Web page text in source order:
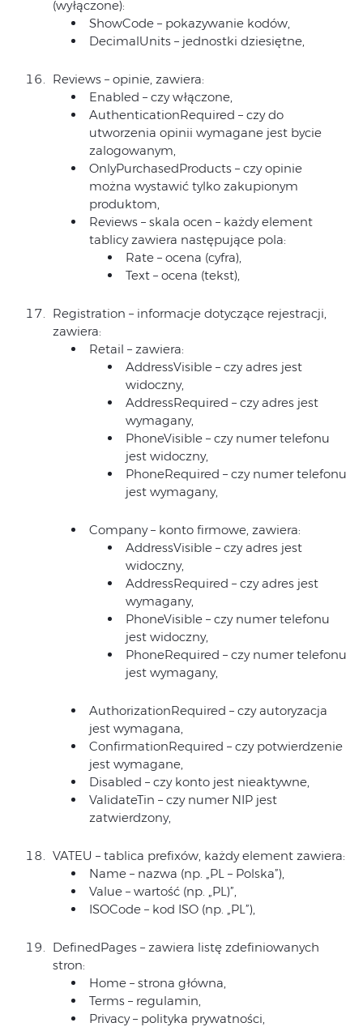
(wyłączone):
ShowCode – pokazywanie kodów,
DecimalUnits – jednostki dziesiętne,
Reviews – opinie, zawiera:
Enabled – czy włączone,
AuthenticationRequired – czy do
utworzenia opinii wymagane jest bycie
zalogowanym,
OnlyPurchasedProducts – czy opinie
można wystawić tylko zakupionym
produktom,
Reviews – skala ocen – każdy element
tablicy zawiera następujące pola:
Rate – ocena (cyfra),
Text – ocena (tekst),
Registration – informacje dotyczące rejestracji,
zawiera:
Retail – zawiera:
AddressVisible – czy adres jest
widoczny,
AddressRequired – czy adres jest
wymagany,
PhoneVisible – czy numer telefonu
jest widoczny,
PhoneRequired – czy numer telefonu
jest wymagany,
Company – konto firmowe, zawiera:
AddressVisible – czy adres jest
widoczny,
AddressRequired – czy adres jest
wymagany,
PhoneVisible – czy numer telefonu
jest widoczny,
PhoneRequired – czy numer telefonu
jest wymagany,
AuthorizationRequired – czy autoryzacja
jest wymagana,
ConfirmationRequired – czy potwierdzenie
jest wymagane,
Disabled – czy konto jest nieaktywne,
ValidateTin – czy numer NIP jest
zatwierdzony,
VATEU – tablica prefixów, każdy element zawiera:
Name – nazwa (np. „PL – Polska”),
Value – wartość (np. „PL)”,
ISOCode – kod ISO (np. „PL”),
DefinedPages – zawiera listę zdefiniowanych
stron:
Home – strona główna,
Terms – regulamin,
Privacy – polityka prywatności,